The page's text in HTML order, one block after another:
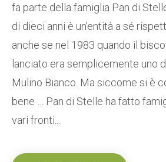
fa parte della famiglia Pan di
di dieci anni è un’entità a sé
anche se nel 1983 quando il
lanciato era semplicemente uno
Mulino Bianco. Ma siccome si è
bene … Pan di Stelle ha fatto
vari fronti....